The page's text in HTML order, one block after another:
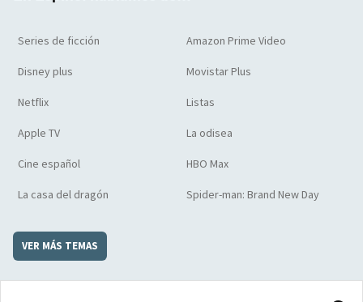
Series de ficción Amazon Prime Video
Disney plus Movistar Plus
Netflix Listas
Apple TV La odisea
Cine español HBO Max
La casa del dragón Spider-man: Brand New Day
VER MÁS TEMAS